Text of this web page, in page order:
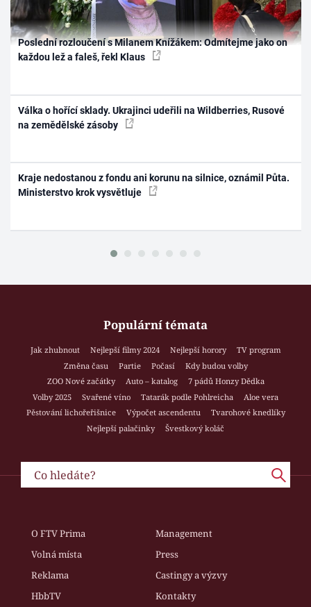
Poslední rozloučení s Milanem Knížákem: Odmítejme jako on
každou lež a faleš, řekl Klaus
Válka o hořící sklady. Ukrajinci udeřili na Wildberries, Rusové
na zemědělské zásoby
Kraje nedostanou z fondu ani korunu na silnice, oznámil Půta.
Ministerstvo krok vysvětluje
Populární témata
Jak zhubnout Nejlepší filmy 2024 Nejlepší horory
TV program
Změna času
Partie Počasí
Kdy budou volby
ZOO Nové začátky
Auto – katalog
7 pádů Honzy Dědka
Volby 2025
Svařené víno Tatarák podle Pohlreicha
Aloe vera
Pěstování lichořeřišnice
Výpočet ascendentu
Tvarohové knedlíky
Nejlepší palačinky
Švestkový koláč
O FTV Prima
Management
Volná místa
Press
Reklama
Castingy a výzvy
HbbTV
Kontakty